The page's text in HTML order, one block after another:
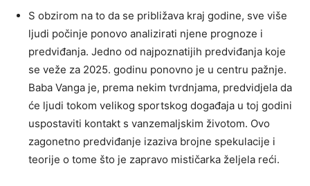
S obzirom na to da se približava kraj godine, sve više
ljudi počinje ponovo analizirati njene prognoze i
predviđanja. Jedno od najpoznatijih predviđanja koje
se veže za 2025. godinu ponovno je u centru pažnje.
Baba Vanga je, prema nekim tvrdnjama, predvidjela da
će ljudi tokom velikog sportskog događaja u toj godini
uspostaviti kontakt s vanzemaljskim životom. Ovo
zagonetno predviđanje izaziva brojne spekulacije i
teorije o tome što je zapravo mističarka željela reći.